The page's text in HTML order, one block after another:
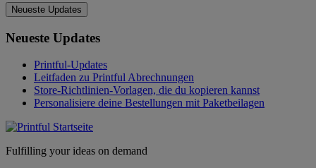
Neueste Updates
Neueste Updates
Printful-Updates
Leitfaden zu Printful Abrechnungen
Store-Richtlinien-Vorlagen, die du kopieren kannst
Personalisiere deine Bestellungen mit Paketbeilagen
Fulfilling your ideas on demand